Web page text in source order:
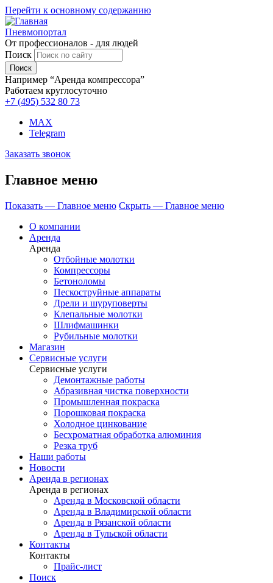
Перейти к основному содержанию
Пневмопортал
От профессионалов - для людей
Поиск
Например “Аренда компрессора”
Работаем круглосуточно
+7 (495) 532 80 73
MAX
Telegram
Заказать звонок
Главное меню
Показать — Главное меню Скрыть — Главное меню
О компании
Аренда
Аренда
Отбойные молотки
Компрессоры
Бетоноломы
Пескоструйные аппараты
Дрели и шуруповерты
Клепальные молотки
Шлифмашинки
Рубильные молотки
Магазин
Сервисные услуги
Сервисные услуги
Демонтажные работы
Абразивная чистка поверхности
Промышленная покраска
Порошковая покраска
Холодное цинкование
Бесхроматная обработка алюминия
Резка труб
Наши работы
Новости
Аренда в регионах
Аренда в регионах
Аренда в Московской области
Аренда в Владимирской области
Аренда в Рязанской области
Аренда в Тульской области
Контакты
Контакты
Прайс-лист
Поиск